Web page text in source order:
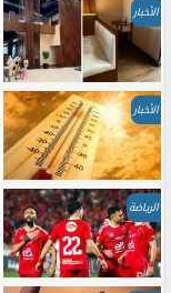
الأخبار
الأخبار
الرياضة